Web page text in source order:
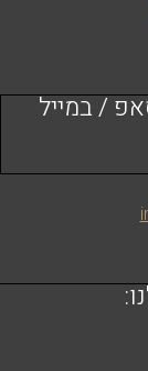
/ במייל